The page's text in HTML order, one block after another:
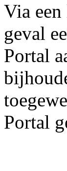
Via
geval
Portal
Portal